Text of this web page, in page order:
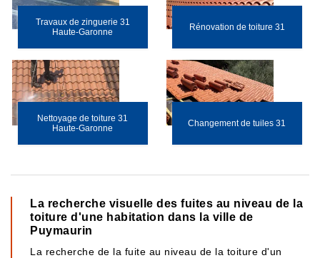
Travaux de zinguerie 31
Haute-Garonne
Rénovation de toiture 31
Nettoyage de toiture 31
Haute-Garonne
Changement de tuiles 31
La recherche visuelle des fuites au niveau de la
toiture d'une habitation dans la ville de
Puymaurin
La recherche de la fuite au niveau de la toiture d'un